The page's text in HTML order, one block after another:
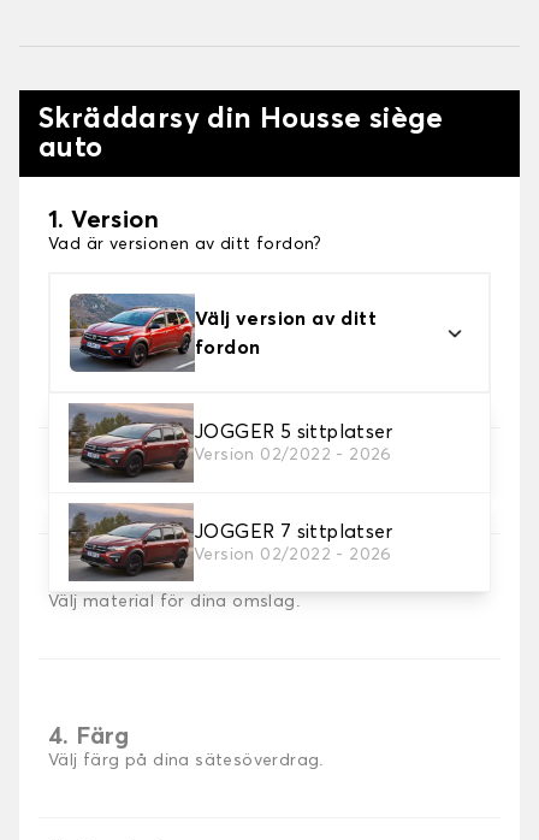
Skräddarsy din Housse siège
auto
1. Version
Vad är versionen av ditt fordon?
Välj version av ditt
fordon
JOGGER 5 sittplatser
Version 02/2022 - 2026
JOGGER 7 sittplatser
Version 02/2022 - 2026
2. Val av spel
3. Material
Välj material för dina omslag.
4. Färg
Välj färg på dina sätesöverdrag.